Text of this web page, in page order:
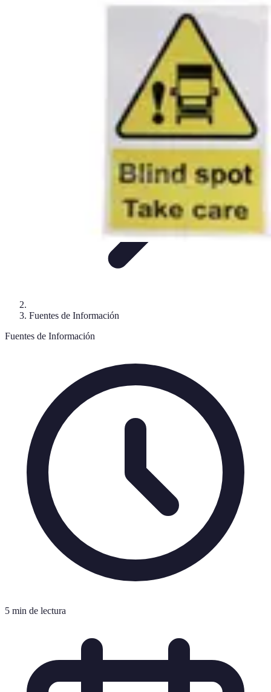
Estrategias de
Verificación de información
Fuentes de Información
Fuentes de Información
5 min de lectura